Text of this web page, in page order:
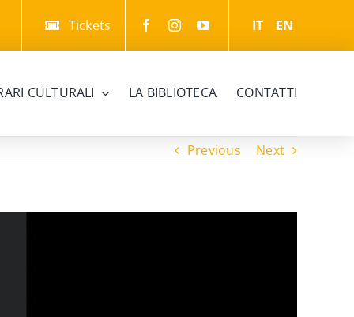
Tickets IT EN
CULTURALI LA BIBLIOTECA CONTATTI
Previous Next